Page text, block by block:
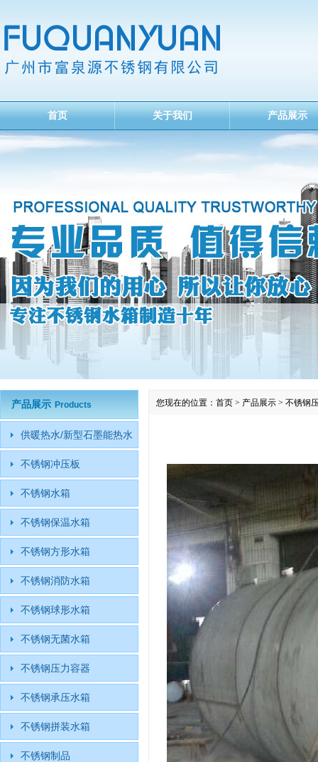
首页 关于我们 产品展示
您现在的位置： 首页 > 产品展示 > 不锈钢
产品展示 Products
供暖热水/新型石墨能热水
不锈钢冲压板
不锈钢水箱
不锈钢保温水箱
不锈钢方形水箱
不锈钢消防水箱
不锈钢球形水箱
不锈钢无菌水箱
不锈钢压力容器
不锈钢承压水箱
不锈钢拼装水箱
不锈钢制品